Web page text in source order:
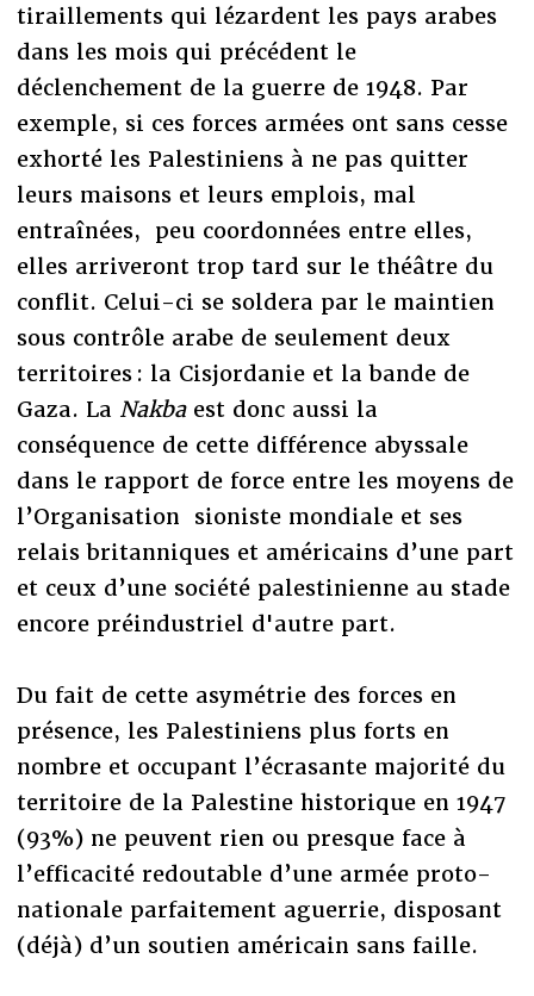
tiraillements qui lézardent les pays arabes
dans les mois qui précédent le
déclenchement de la guerre de 1948. Par
exemple, si ces forces armées ont sans cesse
exhorté les Palestiniens à ne pas quitter
leurs maisons et leurs emplois, mal
entraînées, peu coordonnées entre elles,
elles arriveront trop tard sur le théâtre du
conflit. Celui-ci se soldera par le maintien
sous contrôle arabe de seulement deux
territoires : la Cisjordanie et la bande de
Gaza. La Nakbaest donc aussi la
conséquence de cette différence abyssale
dans le rapport de force entre les moyens de
l’Organisation sioniste mondiale et ses
relais britanniques et américains d’une part
et ceux d’une société palestinienne au stade
encore préindustriel d'autre part.
Du fait de cette asymétrie des forces en
présence, les Palestiniens plus forts en
nombre et occupant l’écrasante majorité du
territoire de la Palestine historique en 1947
(93%) ne peuvent rien ou presque face à
l’efficacité redoutable d’une armée proto-
nationale parfaitement aguerrie, disposant
(déjà) d’un soutien américain sans faille.